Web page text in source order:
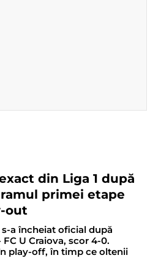
din Liga 1 după
primei etape
out
a încheiat oficial după
U Craiova, scor 4-0.
play-off, în timp ce oltenii